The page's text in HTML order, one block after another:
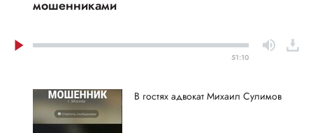
мошенниками
51:10
В гостях адвокат Михаил Сулимов